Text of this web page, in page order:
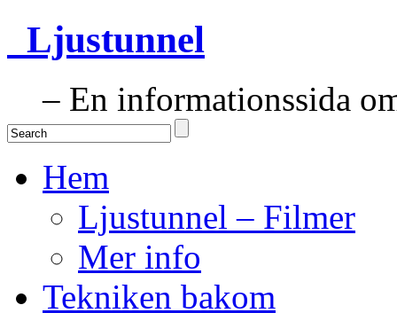
Ljustunnel
– En informationssida
Hem
Ljustunnel – Filmer
Mer info
Tekniken bakom